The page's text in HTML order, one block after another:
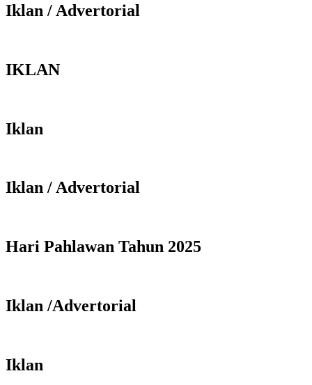
Iklan / Advertorial
IKLAN
Iklan
Iklan / Advertorial
Hari Pahlawan Tahun 2025
Iklan /Advertorial
Iklan